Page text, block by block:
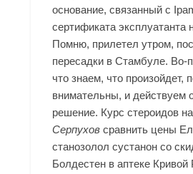
основание, связанный с
сертификата эксплуатанта
Помню, прилетел утром,
пересадки в Стамбуле.
что знаем, что произойдет,
внимательны, и действуем
решение. Курс стероидов
Серпухов сравнить цены
станозолол сустанон со
Болдестен в аптеке Кривой